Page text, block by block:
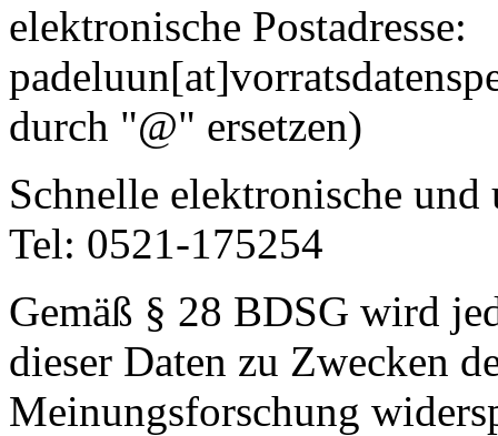
elektronische Postadresse:
durch "@" ersetzen)
Schnelle elektronische
Tel: 0521-175254
Gemäß § 28 BDSG wird
dieser Daten zu Zwecken
Meinungsforschung